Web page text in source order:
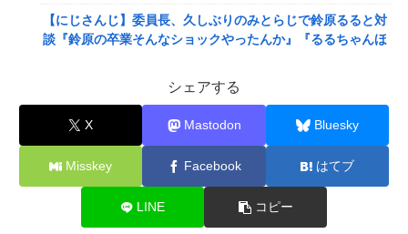
【にじさんじ】委員長、久しぶりのみとらじで鈴原るると対
談『鈴原の卒業そんなショックやったんか』『るるちゃんほ
【艦これ】大和「あの、提督。勿論火力も居住性も自信ある
のだけれど…。い、いいのかしら…もうっ！」 他
【艦これ】ポニー黒潮 他
母親の心をざわつかせてしまうｗｗｗｗ
シェアする
X Mastodon Bluesky
Misskey Facebook はてブ
LINE コピー